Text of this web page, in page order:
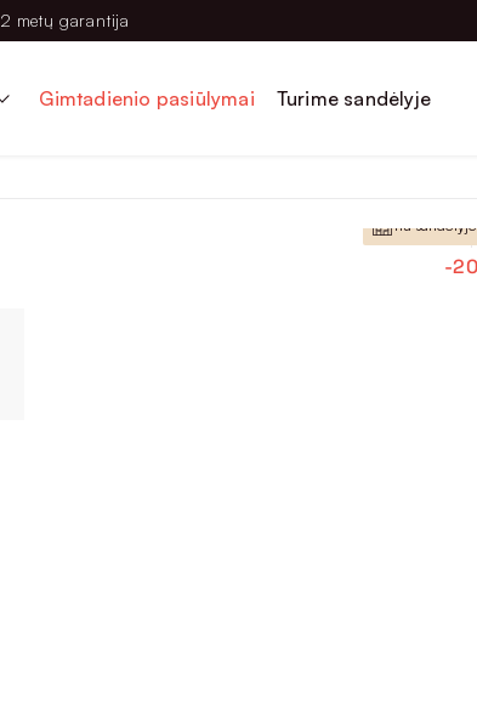
2 metų garantija
Gimtadienio pasiūlymai Turime sandėlyje
-
Yra sandėlyje